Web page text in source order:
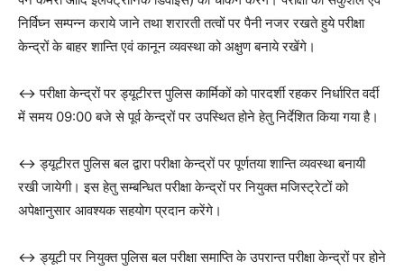
निर्विघ्न सम्पन्न कराये जाने तथा शरारती तत्वों पर पैनी नजर रखते हुये परीक्षा
केन्द्रों के बाहर शान्ति एवं कानून व्यवस्था को अक्षुण बनाये रखेंगे।
↔️ परीक्षा केन्द्रों पर ड्यूटीरत्त पुलिस कार्मिकों को पारदर्शी रहकर निर्धारित वर्दी
में समय 09:00 बजे से पूर्व केन्द्रों पर उपस्थित होने हेतु निर्देशित किया गया है।
↔️ ड्यूटीरत पुलिस बल द्वारा परीक्षा केन्द्रों पर पूर्णतया शान्ति व्यवस्था बनायी
रखी जायेगी। इस हेतु सम्बन्धित परीक्षा केन्द्रों पर नियुक्त मजिस्ट्रेटों को
अपेक्षानुसार आवश्यक सहयोग प्रदान करेंगे।
↔️ ड्यूटी पर नियुक्त पुलिस बल परीक्षा समाप्ति के उपरान्त परीक्षा केन्द्रों पर होने